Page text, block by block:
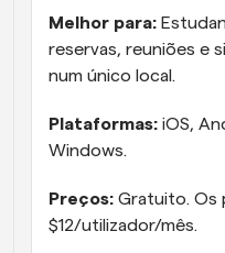
Melhor para:
reservas, reuniões e
num único local.
Plataformas: iOS,
Windows.
Preços: Gratuito. Os
$12/utilizador/mês.